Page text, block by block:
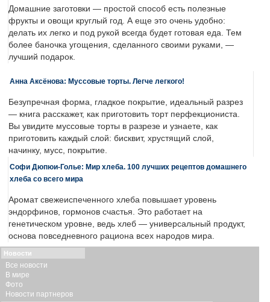
Домашние заготовки — простой способ есть полезные
фрукты и овощи круглый год. А еще это очень удобно:
делать их легко и под рукой всегда будет готовая еда. Тем
более баночка угощения, сделанного своими руками, —
лучший подарок.
Анна Аксёнова: Муссовые торты. Легче легкого!
Безупречная форма, гладкое покрытие, идеальный разрез
— книга расскажет, как приготовить торт перфекциониста.
Вы увидите муссовые торты в разрезе и узнаете, как
приготовить каждый слой: бисквит, хрустящий слой,
начинку, мусс, покрытие.
Софи Дюпюи-Голье: Мир хлеба. 100 лучших рецептов домашнего
хлеба со всего мира
Аромат свежеиспеченного хлеба повышает уровень
эндорфинов, гормонов счастья. Это работает на
генетическом уровне, ведь хлеб — универсальный продукт,
основа повседневного рациона всех народов мира.
Новости
Все новости
В мире
Фото
Новости партнеров